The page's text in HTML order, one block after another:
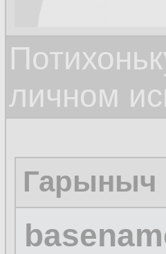
личном
Гарыныч